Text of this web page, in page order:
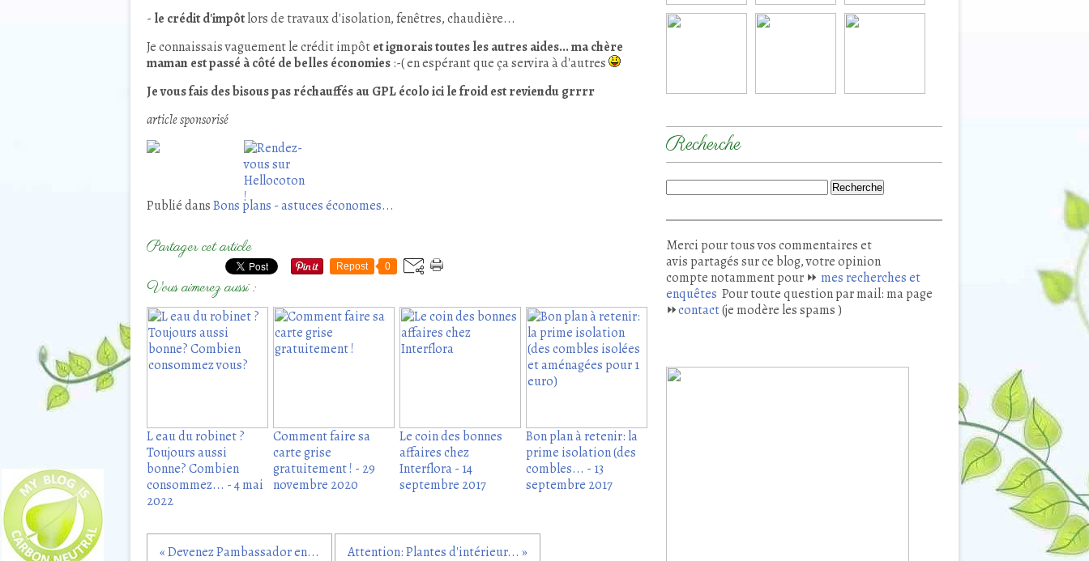
- le crédit d'impôtlors de travaux d'isolation, fenêtres, chaudière...
Je connaissais vaguement le crédit impôtet ignorais toutes les autres aides... ma chère
maman est passé à côté de belles économies :-( en espérant que ça servira à d'autres
Je vous fais des bisous pas réchauffés au GPL écolo ici le froid est reviendu grrrr
article sponsorisé
Publié dansBons plans - astuces économes...
Partager cet article
Repost 0
Vous aimerez aussi :
L eau du robinet ?
Toujours aussi
bonne? Combien
consommez... - 4 mai
2022
Comment faire sa
carte grise
gratuitement ! - 29
novembre 2020
Le coin des bonnes
affaires chez
Interflora - 14
septembre 2017
Bon plan à retenir: la
prime isolation (des
combles... - 13
septembre 2017
« Devenez Pambassador en... Attention: Plantes d'intérieur... »
Recherche
Merci pour tous vos commentaires et
avis partagés sur ce blog, votre opinion
compte notamment pour ⏩ mes recherches et
enquêtes Pour toute question par mail: ma page
⏩contact(je modère les spams )